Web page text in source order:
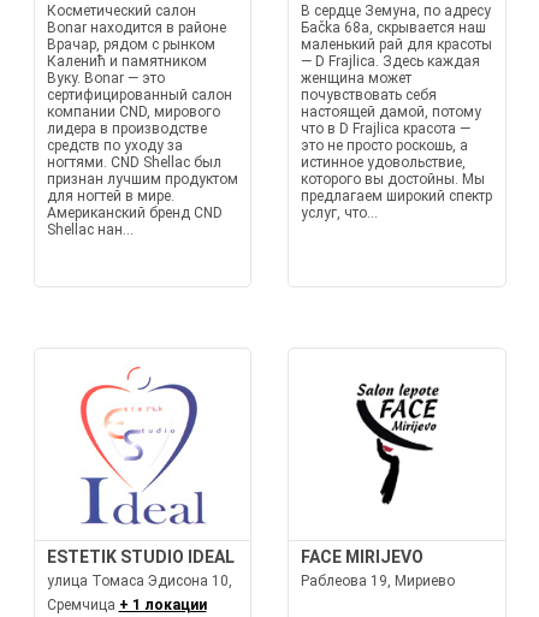
Косметический салон
Bonar находится в районе
Врачар, рядом с рынком
Каленић и памятником
Вуку. Bonar — это
сертифицированный салон
компании CND, мирового
лидера в производстве
средств по уходу за
ногтями. CND Shellac был
признан лучшим продуктом
для ногтей в мире.
Американский бренд CND
Shellac нан...
В сердце Земуна, по адресу
Баčka 68а, скрывается наш
маленький рай для красоты
— D Frajlica. Здесь каждая
женщина может
почувствовать себя
настоящей дамой, потому
что в D Frajlica красота —
это не просто роскошь, а
истинное удовольствие,
которого вы достойны. Мы
предлагаем широкий спектр
услуг, что...
ESTETIK STUDIO IDEAL
улица Томаса Эдисона 10,
Сремчица + 1 локации
FACE MIRIJEVO
Раблеова 19, Мириево